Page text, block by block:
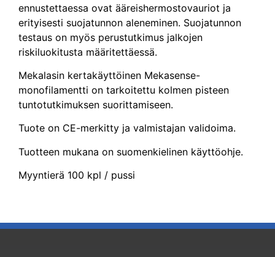
ennustettaessa ovat ääreishermostovauriot ja
erityisesti suojatunnon aleneminen. Suojatunnon
testaus on myös perustutkimus jalkojen
riskiluokitusta määritettäessä.
Mekalasin kertakäyttöinen Mekasense-
monofilamentti on tarkoitettu kolmen pisteen
tuntotutkimuksen suorittamiseen.
Tuote on CE-merkitty ja valmistajan validoima.
Tuotteen mukana on suomenkielinen käyttöohje.
Myyntierä 100 kpl / pussi